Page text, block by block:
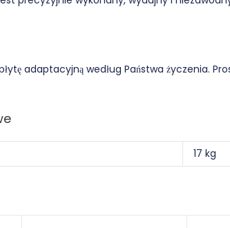
adaptacyjną według Państwa życzenia.
17 kg